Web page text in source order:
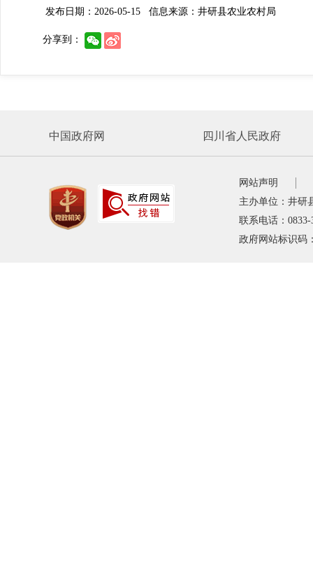
发布日期：2026-05-15 信息来源：井研县农业农村局
分享到：
中国政府网 四川省人民政府
网站声明
主办单位：井研
联系电话：
政府网站标识码